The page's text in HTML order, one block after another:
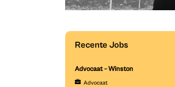
Recente Jobs
Advocaat – Winston
Advocaat